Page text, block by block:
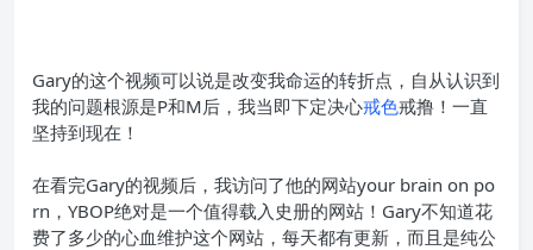
Gary的这个视频可以说是改变我命运的转折点，自从认识到
我的问题根源是P和M后，我当即下定决心戒色戒撸！一直
坚持到现在！
在看完Gary的视频后，我访问了他的网站your brain on po
rn，YBOP绝对是一个值得载入史册的网站！Gary不知道花
费了多少的心血维护这个网站，每天都有更新，而且是纯公